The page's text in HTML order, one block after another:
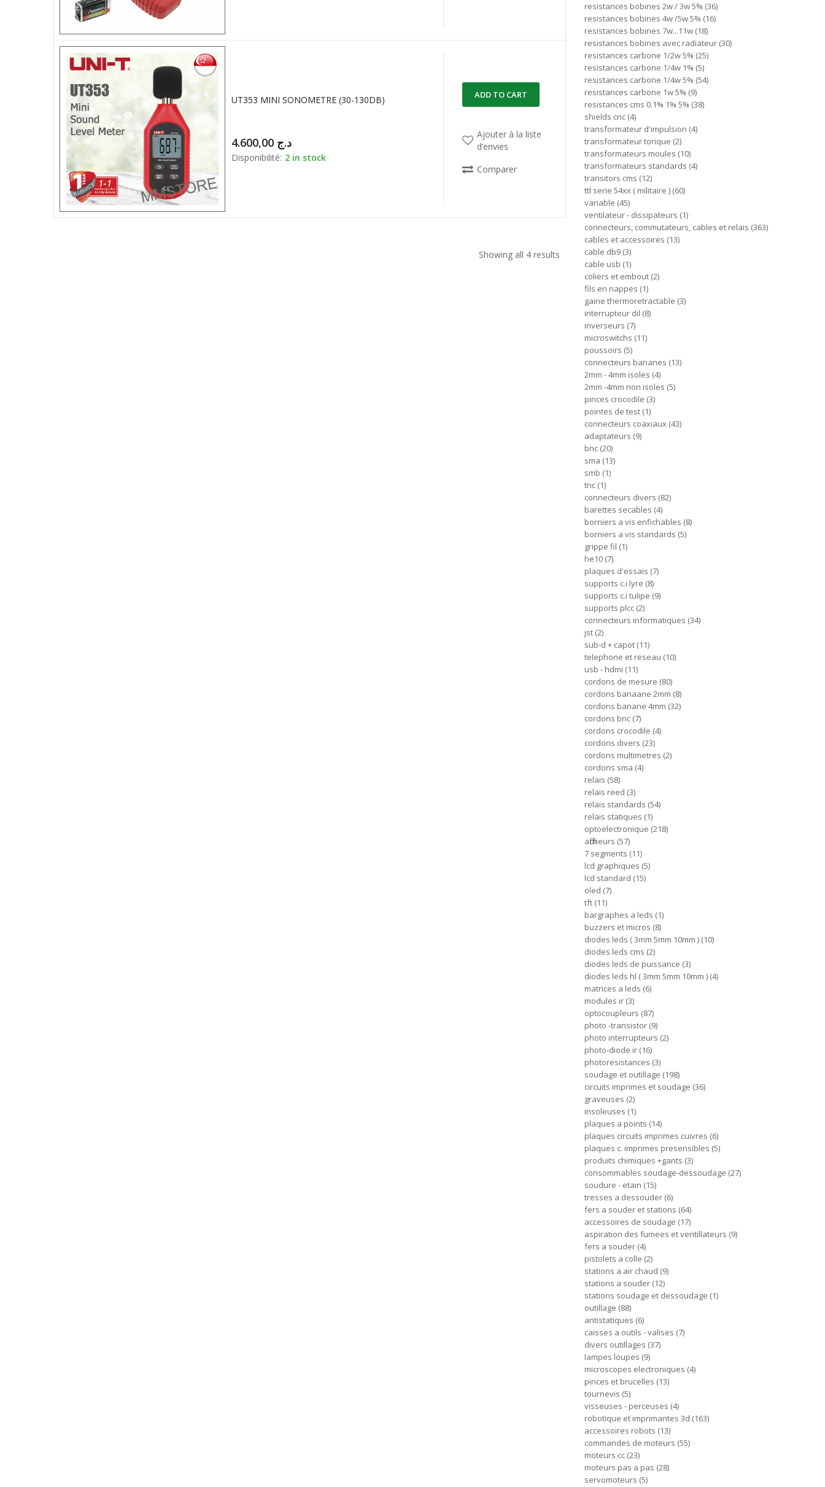
UT353 MINI SONOMETRE (30-130DB)
د.ج
Disponibilité: 2 in stock
ADD TO CART
Ajouter à la liste
d’envies
Comparer
Showing all 4 results
resistances bobines 2w / 3w 5% 36
resistances bobines 4w /5w 5% 16
resistances bobines 7w...11w 18
resistances bobines avec radiateur 30
resistances carbone 1/2w 5% 25
resistances carbone 1/4w 1% 5
resistances carbone 1/4w 5% 54
resistances carbone 1w 5% 9
resistances cms 0.1% 1% 5% 38
shields cnc 4
transformateur d'impulsion 4
transformateur torique 2
transformateurs moules 10
transformateurs standards 4
transitors cms 12
ttl serie 54xx ( militaire ) 60
variable 45
ventilateur - dissipateurs 1
connecteurs, commutateurs, cables et relais 363
cables et accessoires 13
cable db9 3
cable usb 1
coliers et embout 2
fils en nappes 1
gaine thermoretractable 3
interrupteur dil 8
inverseurs 7
microswitchs 11
poussoirs 5
connecteurs bananes 13
2mm - 4mm isoles 4
2mm -4mm non isoles 5
pinces crocodile 3
pointes de test 1
connecteurs coaxiaux 43
adaptateurs 9
bnc 20
sma 13
smb 1
tnc 1
connecteurs divers 82
barettes secables 4
borniers a vis enfichables 8
borniers a vis standards 5
grippe fil 1
he10 7
plaques d'essais 7
supports c.i lyre 8
supports c.i tulipe 9
supports plcc 2
connecteurs informatiques 34
jst 2
sub-d + capot 11
telephone et reseau 10
usb - hdmi 11
cordons de mesure 80
cordons banaane 2mm 8
cordons banane 4mm 32
cordons bnc 7
cordons crocodile 4
cordons divers 23
cordons multimetres 2
cordons sma 4
relais 58
relais reed 3
relais standards 54
relais statiques 1
optoelectronique 218
afficheurs 57
7 segments 11
lcd graphiques 5
lcd standard 15
oled 7
tft 11
bargraphes a leds 1
buzzers et micros 8
diodes leds ( 3mm 5mm 10mm ) 10
diodes leds cms 2
diodes leds de puissance 3
diodes leds hl ( 3mm 5mm 10mm ) 4
matrices a leds 6
modules ir 3
optocoupleurs 87
photo -transistor 9
photo interrupteurs 2
photo-diode ir 16
photoresistances 3
soudage et outillage 198
circuits imprimes et soudage 36
graveuses 2
insoleuses 1
plaques a points 14
plaques circuits imprimes cuivres 6
plaques c. imprimes presensibles 5
produits chimiques +gants 3
consommables soudage-dessoudage 27
soudure - etain 15
tresses a dessouder 6
fers a souder et stations 64
accessoires de soudage 17
aspiration des fumees et ventillateurs 9
fers a souder 4
pistolets a colle 2
stations a air chaud 9
stations a souder 12
stations soudage et dessoudage 1
outillage 88
antistatiques 6
caisses a outils - valises 7
divers outillages 37
lampes loupes 9
microscopes electroniques 4
pinces et brucelles 13
tournevis 5
visseuses - perceuses 4
robotique et imprimantes 3d 163
accessoires robots 13
commandes de moteurs 55
moteurs cc 23
moteurs pas a pas 28
servomoteurs 5